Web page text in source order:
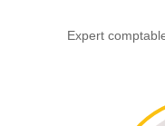
Expert